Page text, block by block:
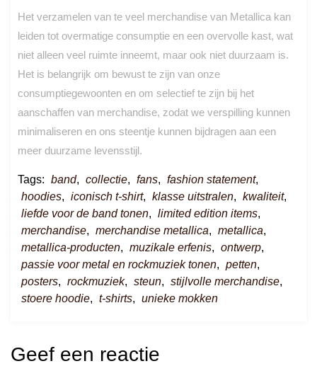
Het verzamelen van te veel merchandise van Metallica kan
leiden tot overmatige consumptie en een overvolle kast, wat
niet alleen veel ruimte inneemt, maar ook niet duurzaam is.
Het is belangrijk om bewust te zijn van onze
consumptiegewoonten en om selectief te zijn bij het
aanschaffen van merchandise, zodat we verspilling kunnen
minimaliseren en ons steentje kunnen bijdragen aan een
meer duurzame levensstijl.
Tags: band, collectie, fans, fashion statement,
hoodies, iconisch t-shirt, klasse uitstralen, kwaliteit,
liefde voor de band tonen, limited edition items,
merchandise, merchandise metallica, metallica,
metallica-producten, muzikale erfenis, ontwerp,
passie voor metal en rockmuziek tonen, petten,
posters, rockmuziek, steun, stijlvolle merchandise,
stoere hoodie, t-shirts, unieke mokken
Geef een reactie